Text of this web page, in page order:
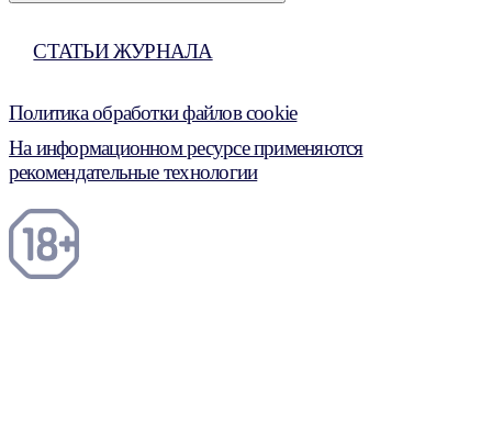
СТАТЬИ ЖУРНАЛА
Политика обработки файлов cookie
На информационном ресурсе применяются
рекомендательные технологии